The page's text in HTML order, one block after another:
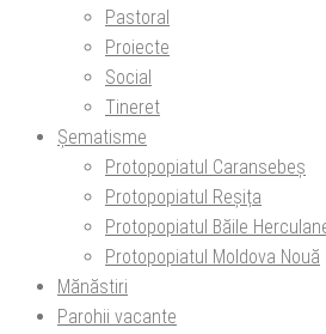
Pastoral
Proiecte
Social
Tineret
Șematisme
Protopopiatul Caransebeș
Protopopiatul Reșița
Protopopiatul Băile
Protopopiatul Moldova Nouă
Mănăstiri
Parohii vacante